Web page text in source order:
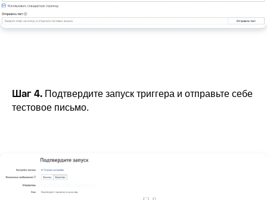
Шаг 4. Подтвердите запуск триггера и отправьте себе
тестовое письмо.